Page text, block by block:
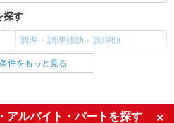
探す
調理・調理補助・調理師
人を探す
探す
件をもっと見る
アルバイト・パートを探す